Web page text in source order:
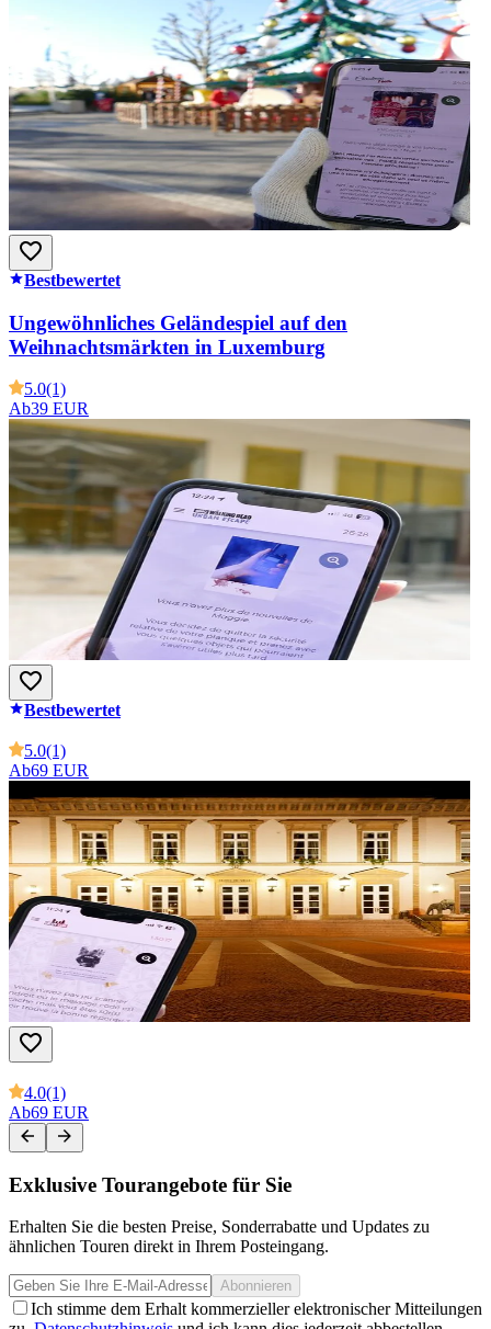
Bestbewertet
Ungewöhnliches Geländespiel auf den
Weihnachtsmärkten in Luxemburg
5.0(1)
Ab39 EUR
Bestbewertet
5.0(1)
Ab69 EUR
4.0(1)
Ab69 EUR
Exklusive Tourangebote für Sie
Erhalten Sie die besten Preise, Sonderrabatte und Updates zu
ähnlichen Touren direkt in Ihrem Posteingang.
Abonnieren
Ich stimme dem Erhalt kommerzieller elektronischer Mitteilungen